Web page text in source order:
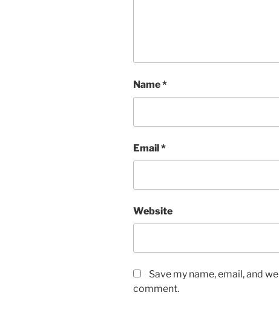
Name*
Email*
Website
Save my name, email, and
comment.